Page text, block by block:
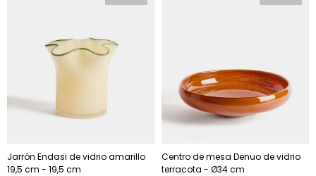
Jarrón Endasi de vidrio amarillo
19,5 cm - 19,5 cm
Centro de mesa Denuo de vidrio
terracota - Ø34 cm